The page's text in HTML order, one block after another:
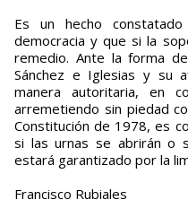
Es un hecho
democracia y que si la
remedio. Ante la forma
Sánchez e Iglesias y su
manera autoritaria, en
arremetiendo sin piedad
Constitución de 1978, es
si las urnas se abrirán o
estará garantizado por la
Francisco Rubiales